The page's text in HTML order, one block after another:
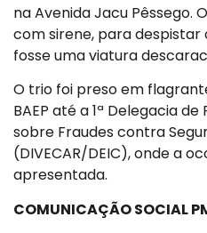
na Avenida Jacu Pêssego.
com sirene, para despistar
fosse uma viatura
O trio foi preso em
BAEP até a 1ª Delegacia
sobre Fraudes contra
(DIVECAR/DEIC), onde a
apresentada.
COMUNICAÇÃO SOCIAL